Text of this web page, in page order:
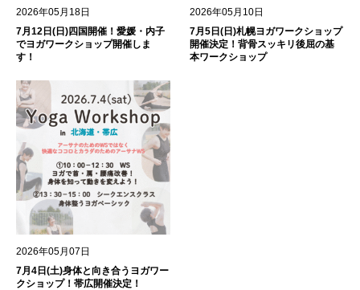
2026年05月18日
7月12日(日)四国開催！愛媛・内子
でヨガワークショップ開催しま
す！
2026年05月10日
7月5日(日)札幌ヨガワークショップ
開催決定！背骨スッキリ後屈の基
本ワークショップ
2026年05月07日
7月4日(土)身体と向き合うヨガワー
クショップ！帯広開催決定！